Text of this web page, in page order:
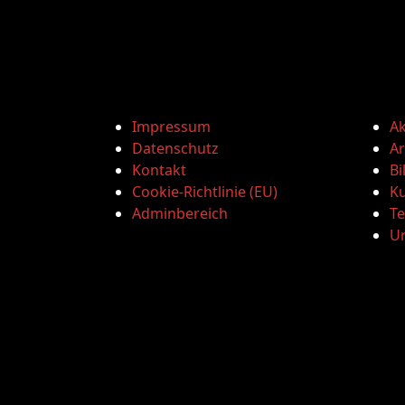
Impressum
Datenschutz
Kontakt
Cookie-Richtlinie (EU)
Adminbereich